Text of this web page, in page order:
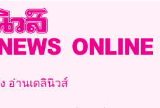
อ่านเดลินิวส์